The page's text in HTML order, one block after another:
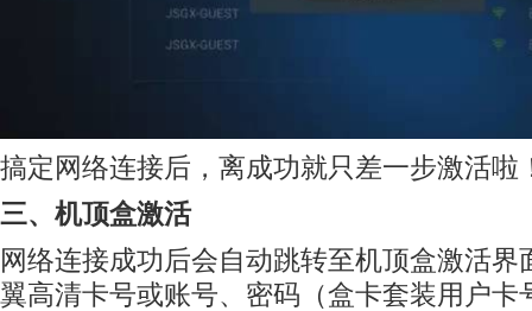
搞定网络连接后，离成功就只差一步激活啦
三、机顶盒激活
网络连接成功后会自动跳转至机顶盒激活界
翼高清卡号或账号、密码（盒卡套装用户卡